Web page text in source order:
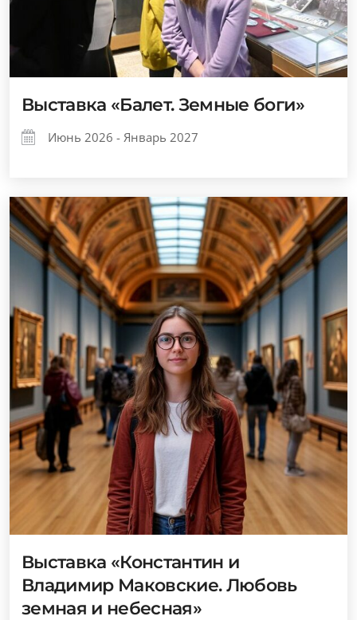
Выставка «Балет. Земные боги»
Июнь 2026 - Январь 2027
Выставка «Константин и
Владимир Маковские. Любовь
земная и небесная»